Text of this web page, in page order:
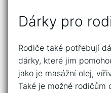
Dárky pro
Rodiče také potřebují
dárky, které jim
jako je masážní olej,
Také je možné rodičům